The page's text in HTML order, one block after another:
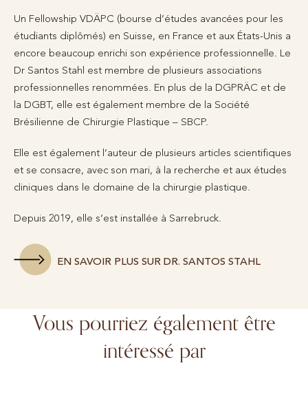
Un Fellowship VDÄPC (bourse d’études avancées pour les
étudiants diplômés) en Suisse, en France et aux États-Unis a
encore beaucoup enrichi son expérience professionnelle. Le
Dr Santos Stahl est membre de plusieurs associations
professionnelles renommées. En plus de la DGPRÄC et de
la DGBT, elle est également membre de la Société
Brésilienne de Chirurgie Plastique – SBCP.
Elle est également l’auteur de plusieurs articles scientifiques
et se consacre, avec son mari, à la recherche et aux études
cliniques dans le domaine de la chirurgie plastique.
Depuis 2019, elle s’est installée à Sarrebruck.
EN SAVOIR PLUS SUR DR. SANTOS STAHL
Vous pourriez également être
intéressé par